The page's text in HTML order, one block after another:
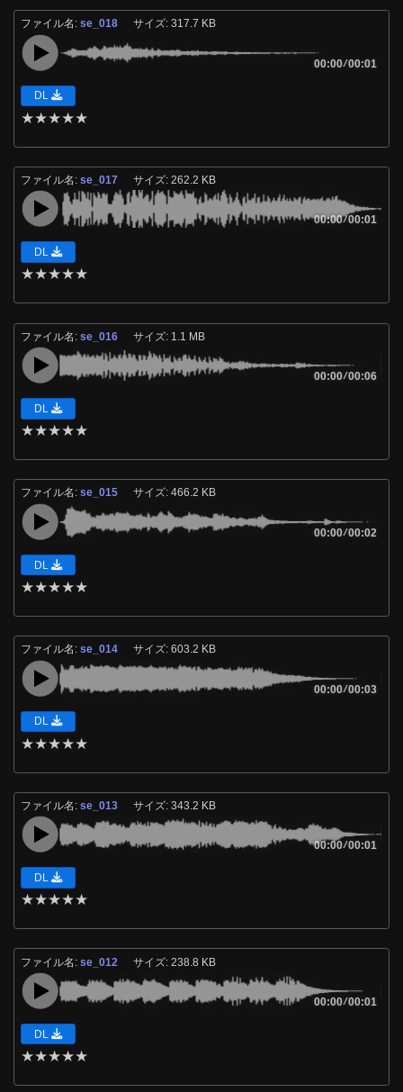
ファイル名:se_018 サイズ: 317.7 KB
00:00/00:01
DL
★★★★★
ファイル名:se_017 サイズ: 262.2 KB
00:00/00:01
DL
★★★★★
ファイル名:se_016 サイズ: 1.1 MB
00:00/00:06
DL
★★★★★
ファイル名:se_015 サイズ: 466.2 KB
00:00/00:02
DL
★★★★★
ファイル名:se_014 サイズ: 603.2 KB
00:00/00:03
DL
★★★★★
ファイル名:se_013 サイズ: 343.2 KB
00:00/00:01
DL
★★★★★
ファイル名:se_012 サイズ: 238.8 KB
00:00/00:01
DL
★★★★★